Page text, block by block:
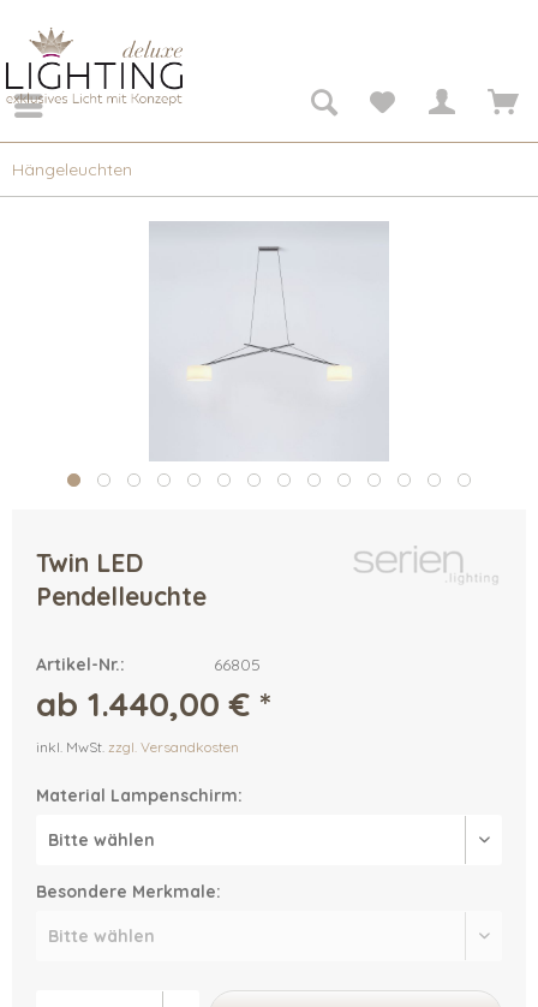
Hängeleuchten
Twin LED
Pendelleuchte
Artikel-Nr.: 66805
ab 1.440,00 € *
inkl. MwSt. zzgl. Versandkosten
Material Lampenschirm:
Besondere Merkmale: